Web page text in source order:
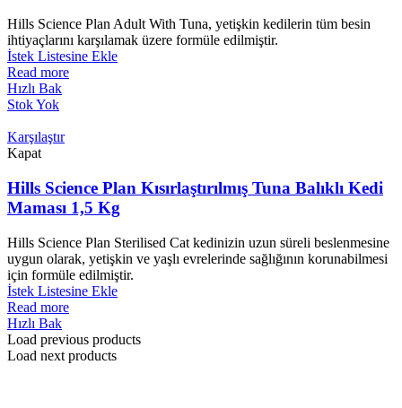
Hills Science Plan Adult With Tuna, yetişkin kedilerin tüm besin
ihtiyaçlarını karşılamak üzere formüle edilmiştir.
İstek Listesine Ekle
Read more
Hızlı Bak
Stok Yok
Karşılaştır
Kapat
Hills Science Plan Kısırlaştırılmış Tuna Balıklı Kedi
Maması 1,5 Kg
Hills Science Plan Sterilised Cat kedinizin uzun süreli beslenmesine
uygun olarak, yetişkin ve yaşlı evrelerinde sağlığının korunabilmesi
için formüle edilmiştir.
İstek Listesine Ekle
Read more
Hızlı Bak
Load previous products
Load next products